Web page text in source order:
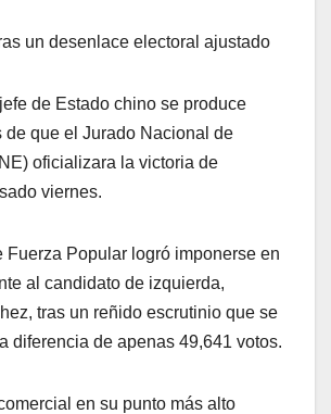
un desenlace electoral ajustado
de Estado chino se produce
de que el Jurado Nacional de
oficializara la victoria de
viernes.
Fuerza Popular logró imponerse en
al candidato de izquierda,
tras un reñido escrutinio que se
diferencia de apenas 49,641 votos.
en su punto más alto